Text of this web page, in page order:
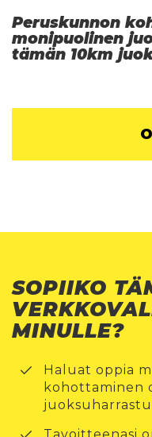
Peruskunnon
monipuolinen
tämän 10km
SOPIIKO
MINULLE?
Haluat oppia
kohottaminen